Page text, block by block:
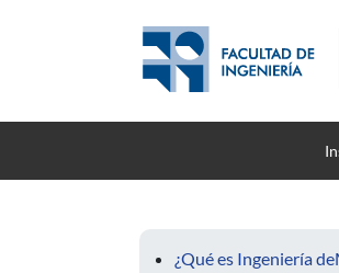
¿Qué es Ingeniería